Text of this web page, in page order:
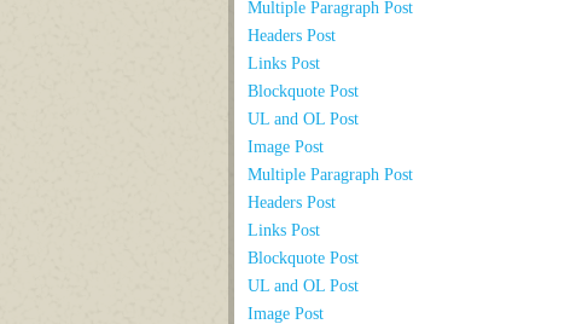
Multiple Paragraph Post
Headers Post
Links Post
Blockquote Post
UL and OL Post
Image Post
Multiple Paragraph Post
Headers Post
Links Post
Blockquote Post
UL and OL Post
Image Post